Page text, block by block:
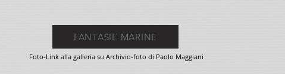
FANTASIE MARINE
Foto-Link alla galleria su Archivio-foto di Paolo Maggiani